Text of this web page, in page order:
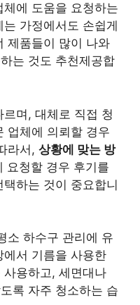
에 도움을 요청하는
가정에서도 손쉽게
제품들이 많이 나와
는 것도 추천제공합
며, 대체로 직접 청
업체에 의뢰할 경우
라서, 상황에 맞는 방
요청할 경우 후기를
하는 것이 중요합니
소 하수구 관리에 유
서 기름을 사용한
용하고, 세면대나
록 자주 청소하는 습